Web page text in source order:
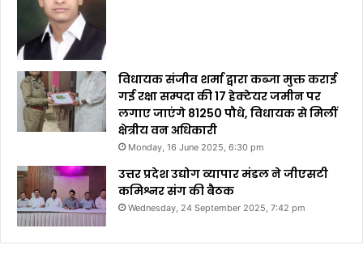
विधायक संजीव शर्मा द्वारा कब्जा मुक्त कराई
गई रक्षा सम्पदा की 17 हेक्टेयर जमीन पर
लगाए जाएंगे 81250 पौधे, विधायक से मिलीं
क्षेत्रीय वन अधिकारी
Monday, 16 June 2025, 6:30 pm
उत्तर प्रदेश उद्योग व्यापार मंडल ने जीएसटी
कमिश्नर संग की बैठक
Wednesday, 24 September 2025, 7:42 pm